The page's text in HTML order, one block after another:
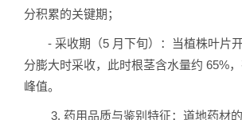
分积累的关键期；
- 采收期（5 月下旬）：当植株叶片
分膨大时采收，此时根茎含水量约 65%
峰值。
3. 药用品质与鉴别特征：道地药材